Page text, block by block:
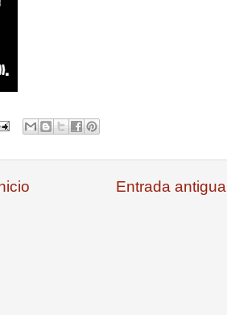
Entrada antigua